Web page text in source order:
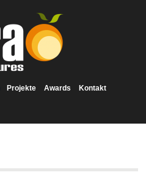
Projekte Awards
Kontakt